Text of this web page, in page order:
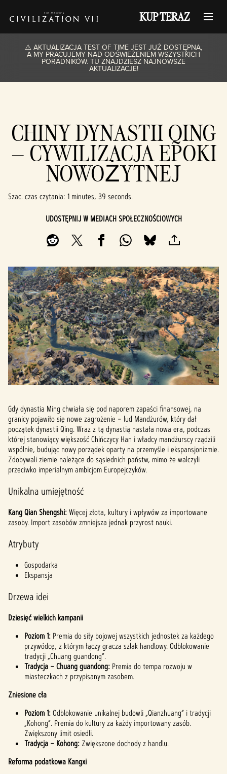
KUP TERAZ
⚠️ AKTUALIZACJA TEST OF TIME JEST JUŻ DOSTĘPNA,
A MY PRACUJEMY NAD ODŚWIEŻENIEM WSZYSTKICH
PORADNIKÓW. TU ZNAJDZIESZ NAJNOWSZE
AKTUALIZACJE!
CHINY DYNASTII QING
– CYWILIZACJA EPOKI
NOWOŻYTNEJ
Szac. czas czytania 1 minutes, 39 seconds
UDOSTĘPNIJ W MEDIACH SPOŁECZNOŚCIOWYCH
Gdy dynastia Ming chwiała się pod naporem zapaści finansowej, na
granicy pojawiło się nowe zagrożenie – lud Mandżurów, który dał
początek dynastii Qing. Wraz z tą dynastią nastała nowa era, podczas
której stanowiący większość Chińczycy Han i władcy mandżurscy rządzili
wspólnie, budując nowy porządek oparty na przemyśle i ekspansjonizmie.
Zdobywali ziemie należące do sąsiednich państw, mimo że walczyli
przeciwko imperialnym ambicjom Europejczyków.
Unikalna umiejętność
Kang Qian Shengshi:Więcej złota, kultury i wpływów za importowane
zasoby. Import zasobów zmniejsza jednak przyrost nauki.
Atrybuty
Gospodarka
Ekspansja
Drzewa idei
Dziesięć wielkich kampanii
Poziom 1: Premia do siły bojowej wszystkich jednostek za każdego
przywódcę, z którym łączy gracza szlak handlowy. Odblokowanie
tradycji „Chuang guandong”.
Tradycja – Chuang guandong: Premia do tempa rozwoju w
miasteczkach z przypisanym zasobem.
Zniesione cła
Poziom 1:Odblokowanie unikalnej budowli „Qianzhuang” i tradycji
„Kohong”. Premia do kultury za każdy importowany zasób.
Zwiększony limit osiedli.
Tradycja – Kohong: Zwiększone dochody z handlu.
Reforma podatkowa Kangxi